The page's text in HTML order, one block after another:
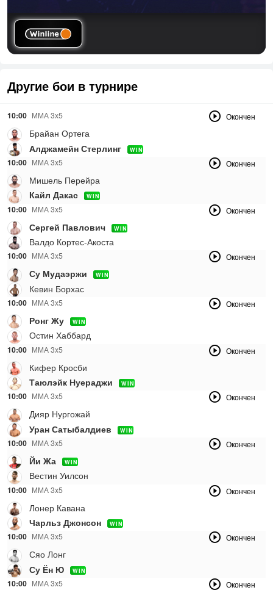
Другие бои в турнире
10:00 ММА 3х5 Окончен
Брайан Ортега
Алджамейн Стерлинг
WIN
10:00 ММА 3x5 Окончен
Мишель Перейра
Кайл Дакас
WIN
10:00 ММА 3x5 Окончен
Сергей Павлович WIN
Валдо Кортес-Акоста
10:00 ММА 3x5 Окончен
Су Мудаэржи WIN
Кевин Борхас
10:00 ММА 3х5 Окончен
Ронг Жу WIN
Остин Хаббард
10:00 ММА 3x5 Окончен
Кифер Кросби
Таюлэйк Нуераджи
WIN
10:00 ММА 3x5 Окончен
Дияр Нургожай
Уран Сатыбалдиев
WIN
10:00 ММА 3x5 Окончен
Йи Жа WIN
Вестин Уилсон
10:00 ММА 3x5 Окончен
Лонер Кавана
Чарльз Джонсон
WIN
10:00 ММА 3x5 Окончен
Сяо Лонг
Су Ён Ю
WIN
10:00 ММА 3x5 Окончен